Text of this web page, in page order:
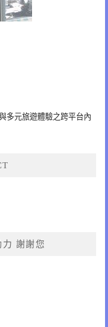
多元旅遊體驗之跨平台內
力 謝謝您